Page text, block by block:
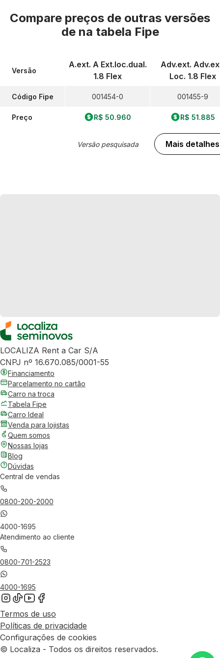
Compare preços de outras versões
de na tabela Fipe
Versão
Código Fipe
Preço
A.ext. A Ext.loc.dual.
1.8 Flex
001454-0
R$ 50.960
Versão pesquisada
Adv.ext.
Loc. 1.8 Flex
001455-9
R$ 51.885
Mais detalhes
LOCALIZA Rent a Car S/A
CNPJ nº 16.670.085/0001-55
Financiamento
Parcelamento no cartão
Carro na troca
Tabela Fipe
Carro Ideal
Venda para lojistas
Quem somos
Nossas lojas
Blog
Dúvidas
Central de vendas
0800-200-2000
4000-1695
Atendimento ao cliente
0800-701-2523
4000-1695
Termos de uso
Políticas de privacidade
Configurações de cookies
© Localiza - Todos os direitos reservados.